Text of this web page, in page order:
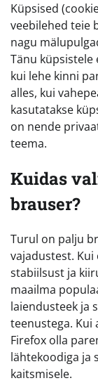
Küpsised
veebilehed teie
nagu
Tänu küpsistele
kui lehe kinni
alles, kui
kasutatakse
on nende
teema.
Kuidas
brauser?
Turul on palju
vajadustest. Kui
stabiilsust ja
maailma
laiendusteek ja
teenustega. Kui
Firefox olla
lähtekoodiga ja
kaitsmisele.